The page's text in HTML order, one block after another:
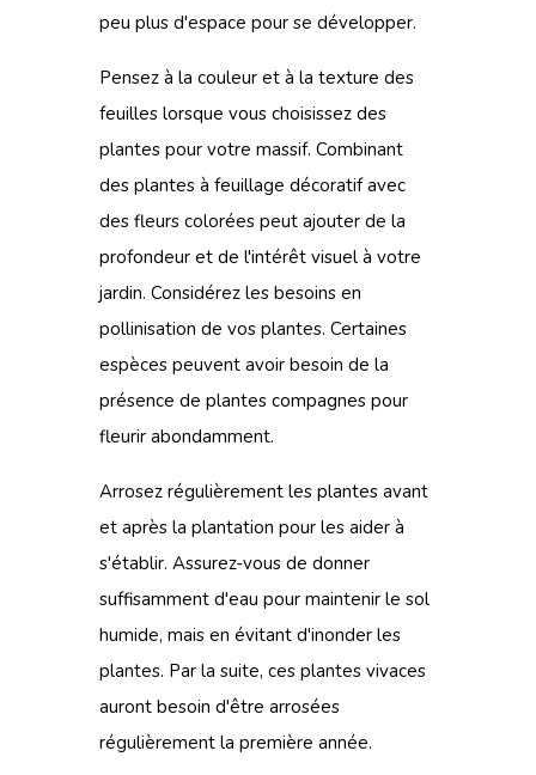
peu plus d'espace pour se développer.
Pensez à la couleur et à la texture des
feuilles lorsque vous choisissez des
plantes pour votre massif. Combinant
des plantes à feuillage décoratif avec
des fleurs colorées peut ajouter de la
profondeur et de l'intérêt visuel à votre
jardin. Considérez les besoins en
pollinisation de vos plantes. Certaines
espèces peuvent avoir besoin de la
présence de plantes compagnes pour
fleurir abondamment.
Arrosez régulièrement les plantes avant
et après la plantation pour les aider à
s'établir. Assurez-vous de donner
suffisamment d'eau pour maintenir le sol
humide, mais en évitant d'inonder les
plantes. Par la suite, ces plantes vivaces
auront besoin d'être arrosées
régulièrement la première année.